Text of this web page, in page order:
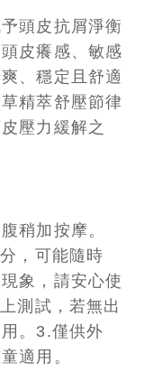
頭皮抗屑淨衡
皮癢感、敏感
、穩定且舒適
精萃舒壓節律
壓力緩解之
稍加按摩。
，可能隨時
象，請安心使
測試，若無出
。3.僅供外
適用。